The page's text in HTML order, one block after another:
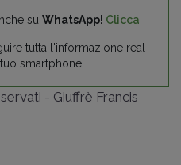
su WhatsApp! Clicca
tutta l'informazione real
smartphone.
- Giuffrè Francis